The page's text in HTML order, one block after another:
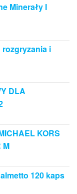
Minerały I
rozgryzania i
DLA
KORS
M
120 kaps